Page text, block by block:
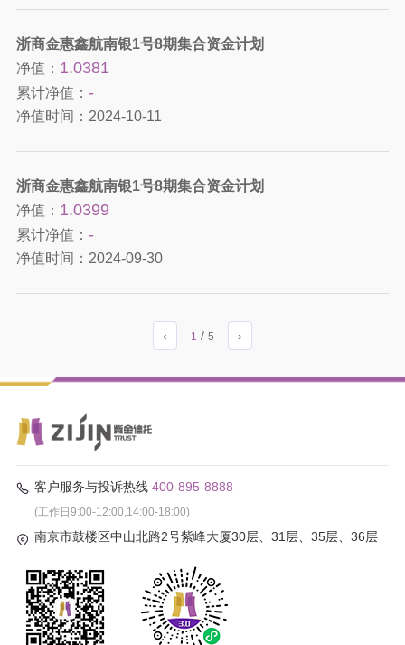
浙商金惠鑫航南银1号8期集合资金计划
净值： 1.0381
累计净值： -
净值时间： 2024-10-11
浙商金惠鑫航南银1号8期集合资金计划
净值： 1.0399
累计净值： -
净值时间： 2024-09-30
‹ 1 / 5 ›
客户服务与投诉热线 400-895-8888
(工作日9:00-12:00,14:00-18:00)
南京市鼓楼区中山北路2号紫峰大厦30层、31层、35层、36层